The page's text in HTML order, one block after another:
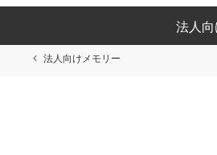
法人
法人向けメモリー